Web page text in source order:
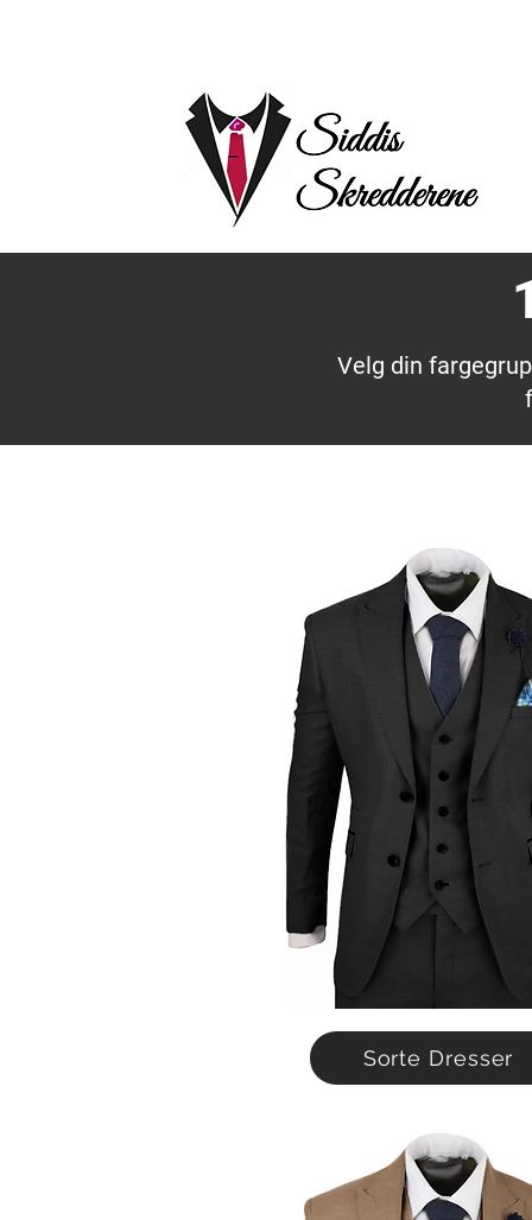
Velg din
Sorte Dresser